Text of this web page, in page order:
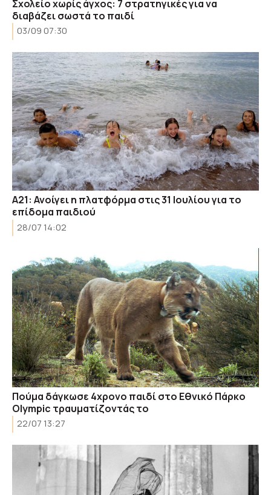
Σχολείο χωρίς άγχος: 7 στρατηγικές για να
διαβάζει σωστά το παιδί
03/09 07:30
Α21: Ανοίγει η πλατφόρμα στις 31 Ιουλίου για το
επίδομα παιδιού
28/07 14:02
Πούμα δάγκωσε 4χρονο παιδί στο Εθνικό Πάρκο
Olympic τραυματίζοντάς το
22/07 13:27